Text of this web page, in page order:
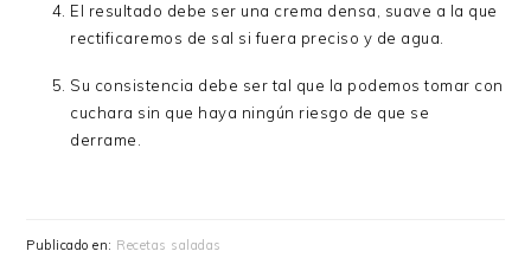
El resultado debe ser una crema densa, suave a la que
rectificaremos de sal si fuera preciso y de agua.
Su consistencia debe ser tal que la podemos tomar con
cuchara sin que haya ningún riesgo de que se
derrame.
Publicado en: Recetas saladas